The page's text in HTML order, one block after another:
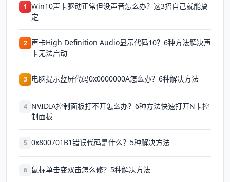
1 Win10声卡驱动正常但没声音怎么办？这3招自己就能搞
定
2 声卡High Definition Audio显示代码10？6种方法解决声
卡无法启动
3 电脑提示蓝屏代码0x0000000A怎么办？6种解决方法
4 NVIDIA控制面板打不开怎么办？6种方法快速打开N卡控
制面板
5 0x800701B1错误代码是什么？5种解决方法
6 鼠标单击变双击怎么修？5种解决方法